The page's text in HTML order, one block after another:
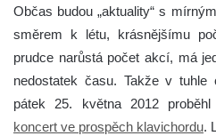
Občas budou „aktuality“ s
směrem k létu, krásnějšímu
prudce narůstá počet akcí, má
nedostatek času. Takže v tuhle
pátek 25. května 2012
koncert ve prospěch klavichordu.